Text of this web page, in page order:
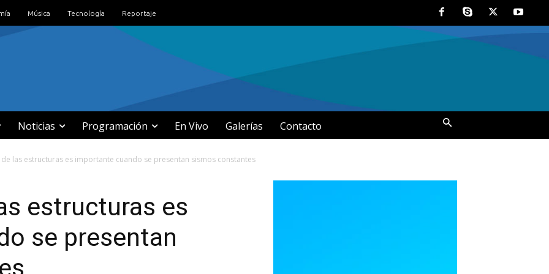
Música Tecnología Reportaje
Noticias Programación En Vivo Galerías Contacto
las estructuras es importante cuando se presentan sismos constantes
estructuras es
se presentan